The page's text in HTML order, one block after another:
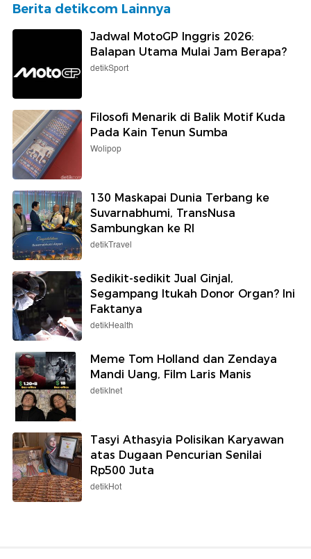
Berita detikcom Lainnya
Jadwal MotoGP Inggris 2026:
Balapan Utama Mulai Jam Berapa?
detikSport
Filosofi Menarik di Balik Motif Kuda
Pada Kain Tenun Sumba
Wolipop
130 Maskapai Dunia Terbang ke
Suvarnabhumi, TransNusa
Sambungkan ke RI
detikTravel
Sedikit-sedikit Jual Ginjal,
Segampang Itukah Donor Organ? Ini
Faktanya
detikHealth
Meme Tom Holland dan Zendaya
Mandi Uang, Film Laris Manis
detikInet
Tasyi Athasyia Polisikan Karyawan
atas Dugaan Pencurian Senilai
Rp500 Juta
detikHot